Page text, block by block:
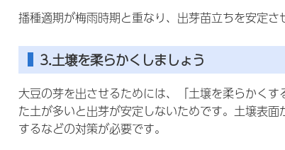
播種適期が梅雨時期と重なり、出芽苗立ちを安定
3.土壌を柔らかくしましょう
大豆の芽を出させるためには、「土壌を柔らかく
た土が多いと出芽が安定しないためです。土壌表
するなどの対策が必要です。